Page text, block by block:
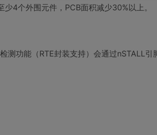
4个外围元件，PCB面积减少30%以上。
测功能（RTE封装支持）会通过nSTALL引